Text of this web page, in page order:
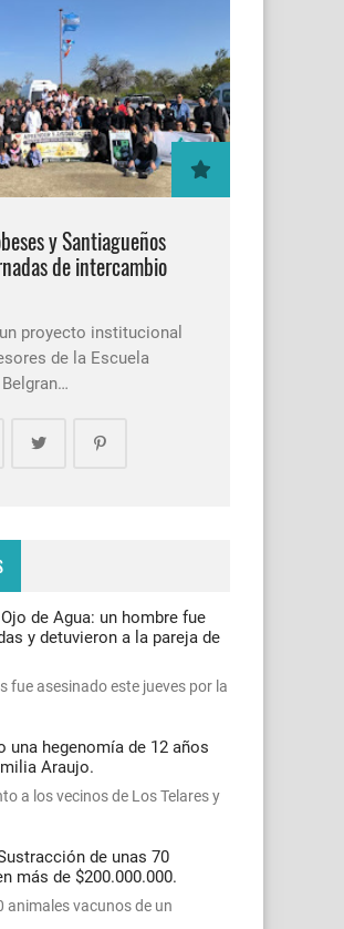
y Santiagueños
de intercambio
proyecto institucional
de la Escuela
de Agua: un hombre fue
y detuvieron a la pareja de
fue asesinado este jueves por la
hegenomía de 12 años
Araujo.
a los vecinos de Los Telares y
de unas 70
más de $200.000.000.
animales vacunos de un